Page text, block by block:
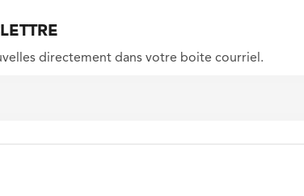
directement dans votre boite courriel.